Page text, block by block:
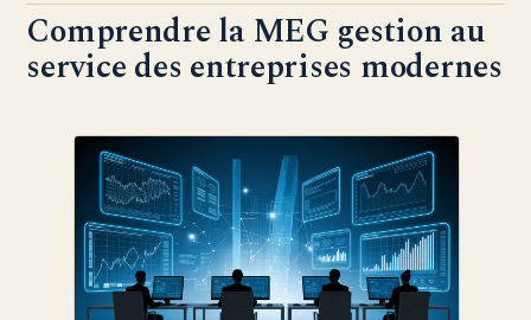
Comprendre la MEG gestion au
service des entreprises modernes